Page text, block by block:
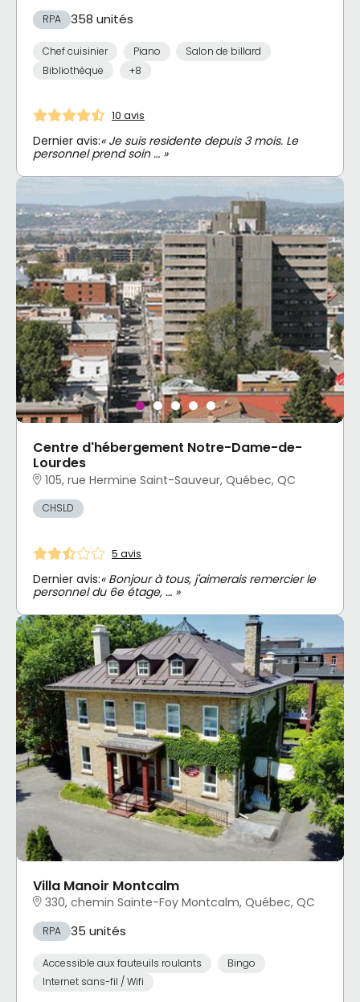
RPA 358 unités
Chef cuisinier Piano
Salon de billard
Bibliothèque
+8
10 avis
Dernier avis:« Je suis residente depuis 3 mois. Le
personnel prend soin … »
Centre d'hébergement Notre-Dame-de-
Lourdes
105, rue Hermine Saint-Sauveur, Québec, QC
CHSLD
5 avis
Dernier avis:« Bonjour à tous, j'aimerais remercier le
personnel du 6e étage, … »
Villa Manoir Montcalm
330, chemin Sainte-Foy Montcalm, Québec, QC
RPA 35 unités
Accessible aux fauteuils roulants
Bingo
Internet sans-fil / Wifi